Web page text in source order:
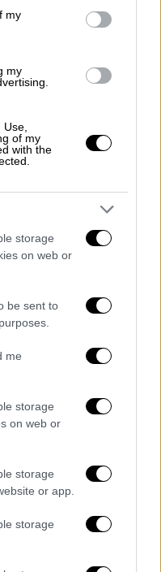
my
my
of my
with the
storage
on web or
be sent to
me
storage
on web or
storage
or app.
storage
στα
μετάλλιο